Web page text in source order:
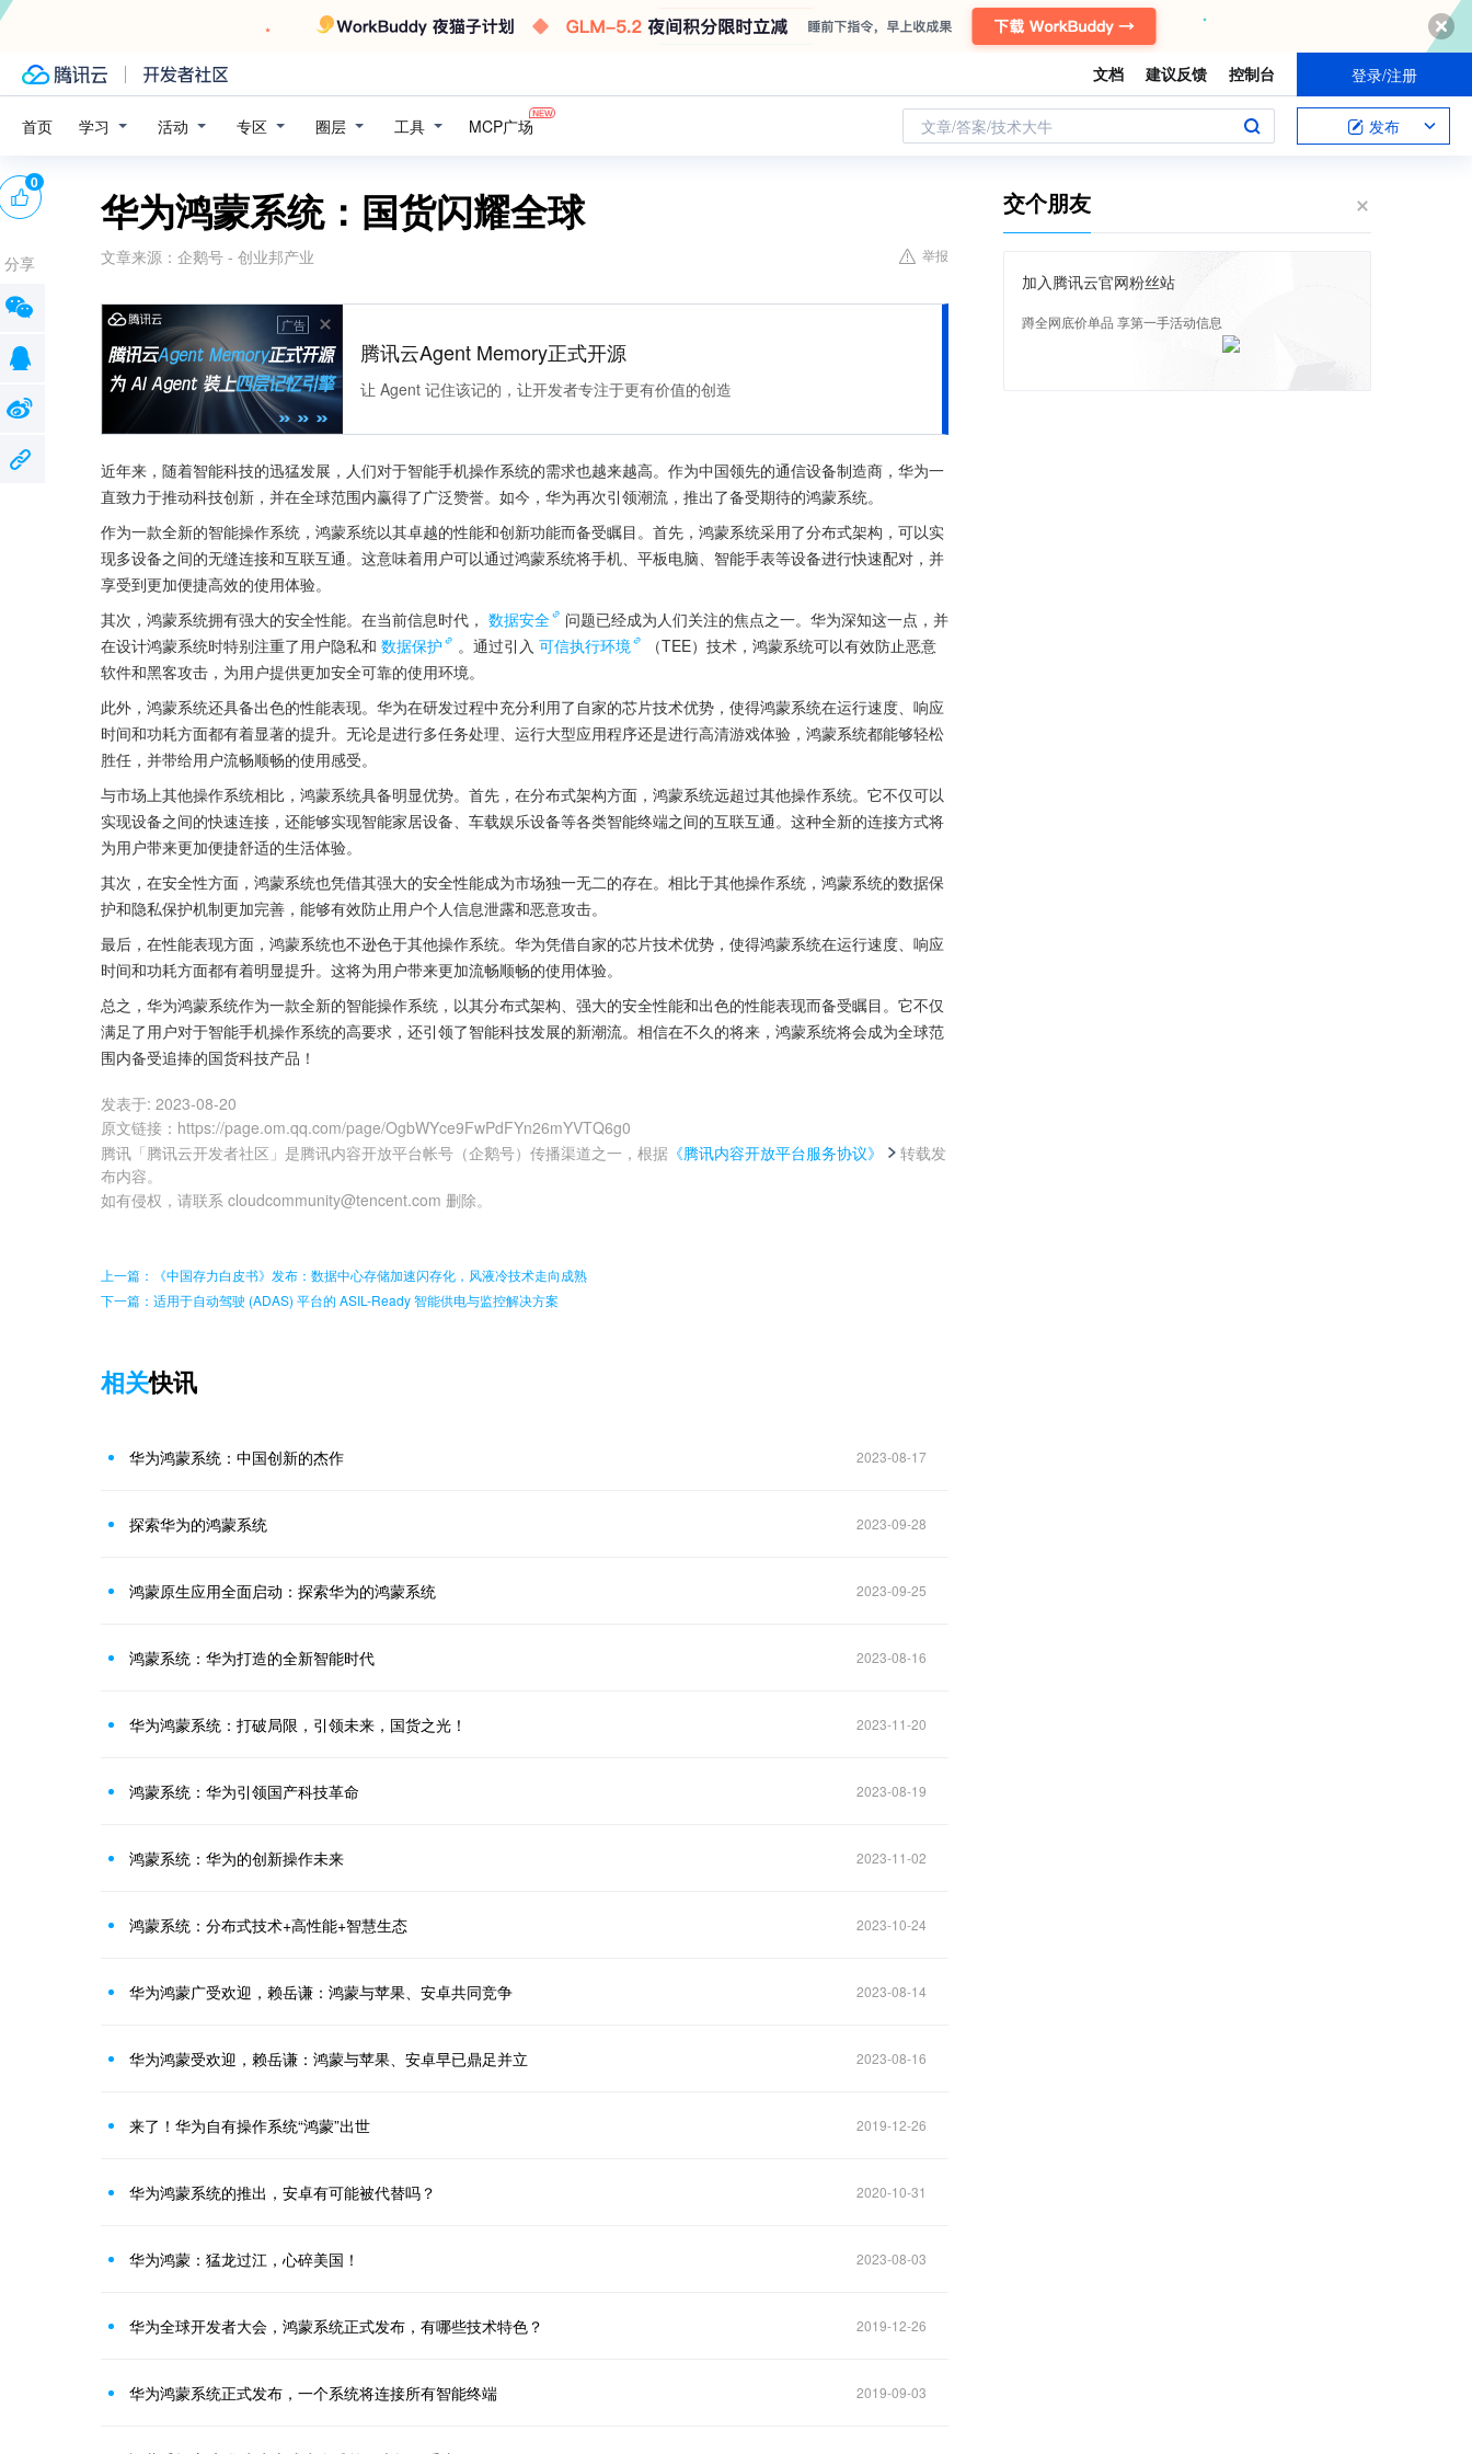
文档 建议反馈 控制台 登录/注册
首页 学习 活动 专区 圈层 工具 MCP广场 文章/答案/技术大牛 发布
华为鸿蒙系统：国货闪耀全球
文章来源： 企鹅号 - 创业邦产业 举报
广告
腾讯云Agent Memory正式开源
让 Agent 记住该记的，让开发者专注于更有价值的创造
近年来，随着智能科技的迅猛发展，人们对于智能手机操作系统的需求也越来越高。作为中国领先的通信设备制造商，华为一
直致力于推动科技创新，并在全球范围内赢得了广泛赞誉。如今，华为再次引领潮流，推出了备受期待的鸿蒙系统。
作为一款全新的智能操作系统，鸿蒙系统以其卓越的性能和创新功能而备受瞩目。首先，鸿蒙系统采用了分布式架构，可以实
现多设备之间的无缝连接和互联互通。这意味着用户可以通过鸿蒙系统将手机、平板电脑、智能手表等设备进行快速配对，并
享受到更加便捷高效的使用体验。
其次，鸿蒙系统拥有强大的安全性能。在当前信息时代， 数据安全
问题已经成为人们关注的焦点之一。华为深知这一点，并
在设计鸿蒙系统时特别注重了用户隐私和 数据保护 。通过引入 可信执行环境
（TEE）技术，鸿蒙系统可以有效防止恶意
软件和黑客攻击，为用户提供更加安全可靠的使用环境。
此外，鸿蒙系统还具备出色的性能表现。华为在研发过程中充分利用了自家的芯片技术优势，使得鸿蒙系统在运行速度、响应
时间和功耗方面都有着显著的提升。无论是进行多任务处理、运行大型应用程序还是进行高清游戏体验，鸿蒙系统都能够轻松
胜任，并带给用户流畅顺畅的使用感受。
与市场上其他操作系统相比，鸿蒙系统具备明显优势。首先，在分布式架构方面，鸿蒙系统远超过其他操作系统。它不仅可以
实现设备之间的快速连接，还能够实现智能家居设备、车载娱乐设备等各类智能终端之间的互联互通。这种全新的连接方式将
为用户带来更加便捷舒适的生活体验。
其次，在安全性方面，鸿蒙系统也凭借其强大的安全性能成为市场独一无二的存在。相比于其他操作系统，鸿蒙系统的数据保
护和隐私保护机制更加完善，能够有效防止用户个人信息泄露和恶意攻击。
最后，在性能表现方面，鸿蒙系统也不逊色于其他操作系统。华为凭借自家的芯片技术优势，使得鸿蒙系统在运行速度、响应
时间和功耗方面都有着明显提升。这将为用户带来更加流畅顺畅的使用体验。
总之，华为鸿蒙系统作为一款全新的智能操作系统，以其分布式架构、强大的安全性能和出色的性能表现而备受瞩目。它不仅
满足了用户对于智能手机操作系统的高要求，还引领了智能科技发展的新潮流。相信在不久的将来，鸿蒙系统将会成为全球范
围内备受追捧的国货科技产品！
发表于: 2023-08-20
原文链接 ： https://page.om.qq.com/page/OgbWYce9FwPdFYn26mYVTQ6g0
腾讯「腾讯云开发者社区」是腾讯内容开放平台帐号（企鹅号）传播渠道之一，根据 《腾讯内容开放平台服务协议》
转载发
布内容。
如有侵权，请联系 cloudcommunity@tencent.com 删除。
0
分享
上一篇：《中国存力白皮书》发布：数据中心存储加速闪存化，风液冷技术走向成熟
下一篇：适用于自动驾驶 (ADAS) 平台的 ASIL-Ready 智能供电与监控解决方案
相关快讯
华为鸿蒙系统：中国创新的杰作 2023-08-17
探索华为的鸿蒙系统 2023-09-28
鸿蒙原生应用全面启动：探索华为的鸿蒙系统 2023-09-25
鸿蒙系统：华为打造的全新智能时代 2023-08-16
华为鸿蒙系统：打破局限，引领未来，国货之光！ 2023-11-20
鸿蒙系统：华为引领国产科技革命 2023-08-19
鸿蒙系统：华为的创新操作未来 2023-11-02
鸿蒙系统：分布式技术+高性能+智慧生态 2023-10-24
华为鸿蒙广受欢迎，赖岳谦：鸿蒙与苹果、安卓共同竞争 2023-08-14
华为鸿蒙受欢迎，赖岳谦：鸿蒙与苹果、安卓早已鼎足并立 2023-08-16
来了！华为自有操作系统“鸿蒙”出世 2019-12-26
华为鸿蒙系统的推出，安卓有可能被代替吗？ 2020-10-31
华为鸿蒙：猛龙过江，心碎美国！ 2023-08-03
华为全球开发者大会，鸿蒙系统正式发布，有哪些技术特色？ 2019-12-26
华为鸿蒙系统正式发布，一个系统将连接所有智能终端 2019-09-03
交个朋友
加入腾讯云官网粉丝站
蹲全网底价单品 享第一手活动信息